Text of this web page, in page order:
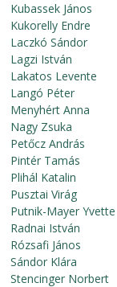
Kubassek János
Kukorelly Endre
Laczkó Sándor
Lagzi István
Lakatos Levente
Langó Péter
Menyhért Anna
Nagy Zsuka
Petőcz András
Pintér Tamás
Plihál Katalin
Pusztai Virág
Putnik-Mayer Yvette
Radnai István
Rózsafi János
Sándor Klára
Stencinger Norbert